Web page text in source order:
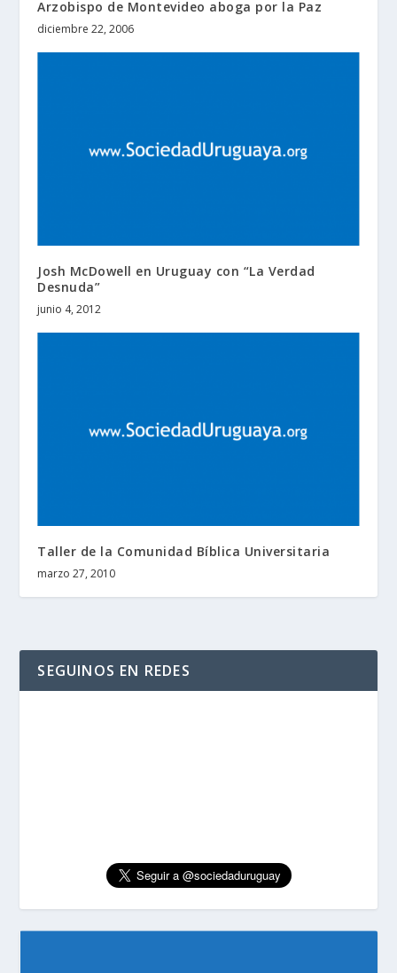
Arzobispo de Montevideo aboga por la Paz
diciembre 22, 2006
Josh McDowell en Uruguay con “La Verdad
Desnuda”
junio 4, 2012
Taller de la Comunidad Bíblica Universitaria
marzo 27, 2010
SEGUINOS EN REDES